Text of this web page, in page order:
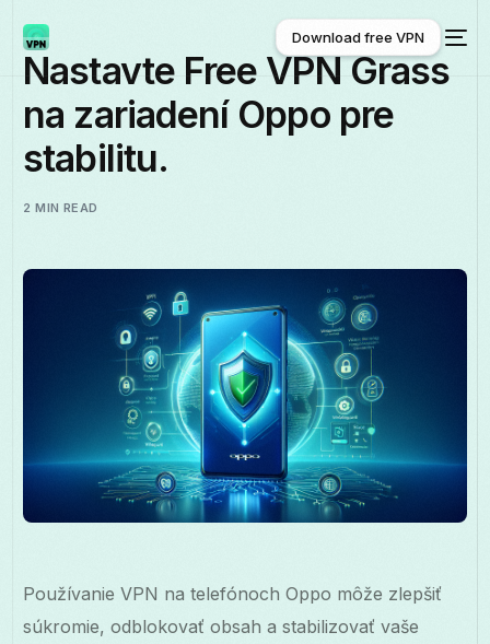
Slovenčina
Download free VPN
Download free VPN
Nastavte Free VPN Grass
na zariadení Oppo pre
stabilitu.
2 MIN READ
Používanie VPN na telefónoch Oppo môže zlepšiť
súkromie, odblokovať obsah a stabilizovať vaše